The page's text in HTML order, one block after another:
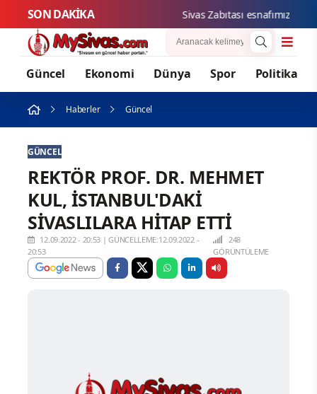
SON DAKİKA Sivas Zabıtası esnafımızın
Güncel Ekonomi Dünya Spor Politika
Haberler Güncel
GÜNCEL
REKTÖR PROF. DR. MEHMET
KUL, İSTANBUL'DAKİ
SİVASLILARA HİTAP ETTİ
12.09.2022 - 20:53 |GÜNCELLEME:12.09.2022 -
20:53
248
GÖRÜNTÜLEME